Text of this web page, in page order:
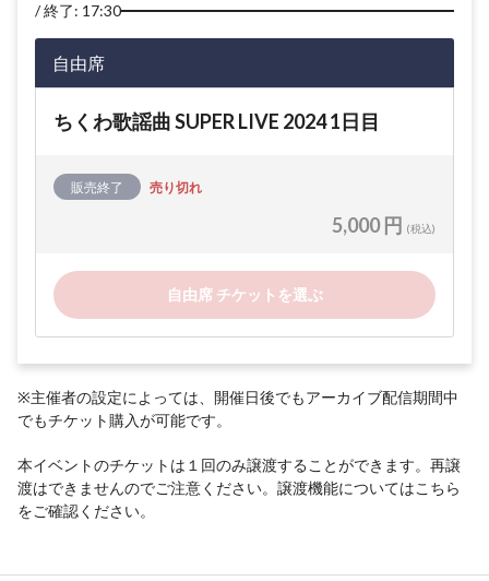
終了: 17:30
自由席
ちくわ歌謡曲 SUPER LIVE 2024 1日目
販売終了 売り切れ
5,000 円 (税込)
自由席 チケットを選ぶ
※主催者の設定によっては、開催日後でもアーカイブ配信期間中
でもチケット購入が可能です。
本イベントのチケットは１回のみ譲渡することができます。再譲
渡はできませんのでご注意ください。譲渡機能についてはこちら
をご確認ください。